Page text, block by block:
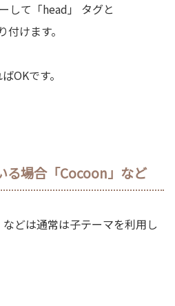
して「head」 タグと
付けます。
OKです。
る場合「Cocoon」など
どは通常は子テーマを利用し